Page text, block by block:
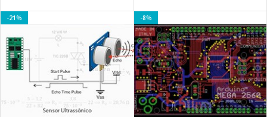
-21% -8%